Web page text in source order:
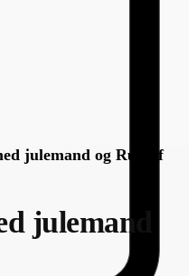
julemand og Rudolf
julemand